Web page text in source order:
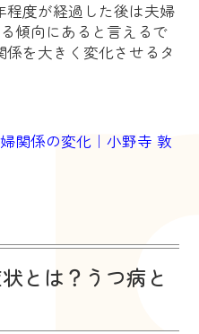
程度が経過した後は夫婦
傾向にあると言えるで
係を大きく変化させるタ
関係の変化｜小野寺 敦
とは？うつ病と